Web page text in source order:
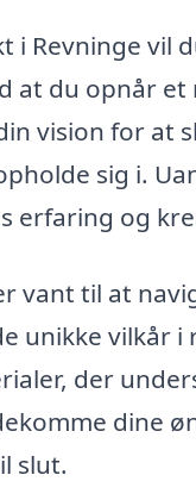
Revninge vil
du opnår et
vision for at
sig i.
erfaring og
vant til at
unikke vilkår
der
dine
slut.